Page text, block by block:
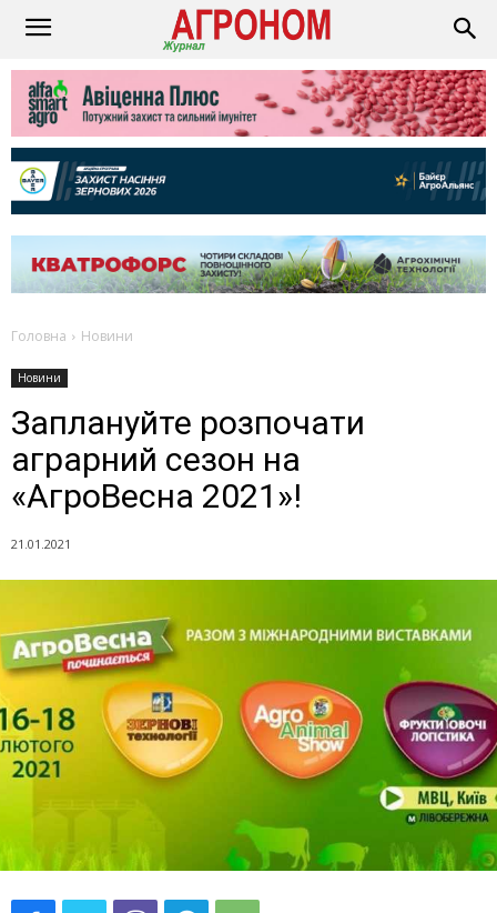
Головна Новини
Новини
Заплануйте розпочати
аграрний сезон на
«АгроВесна 2021»!
21.01.2021